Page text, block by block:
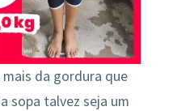
mais da gordura que
sopa talvez seja um